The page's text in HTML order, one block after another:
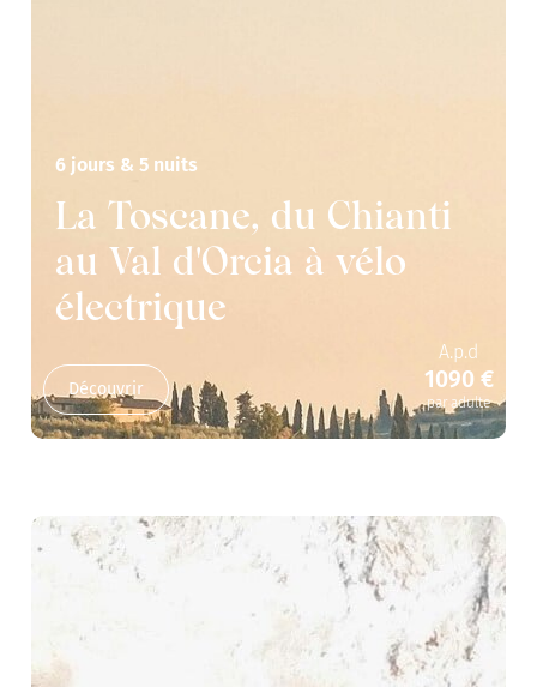
6 jours & 5 nuits
La Toscane, du Chianti
au Val d'Orcia à vélo
électrique
Découvrir
A.p.d
1090 €
par adulte